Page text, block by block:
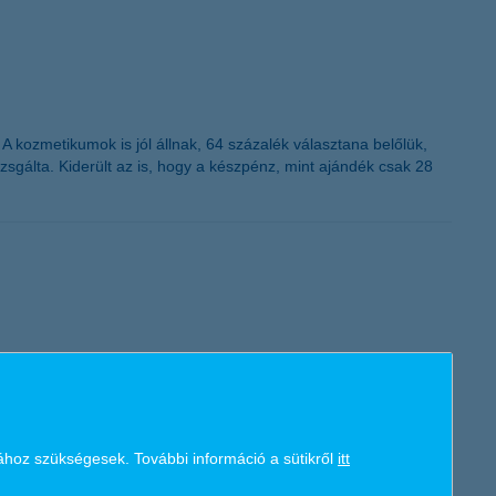
is jól állnak, 64 százalék választana belőlük,
Kiderült az is, hogy a készpénz, mint ajándék csak 28
bankkártyás csalásokat, milyen előnyökkel járnak az
szükségesek. További információ a sütikről itt